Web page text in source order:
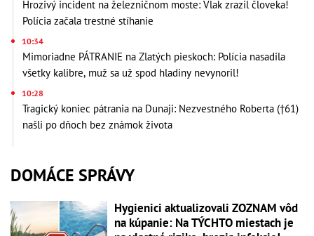
Hrozivý incident na železničnom moste: Vlak zrazil človeka!
Polícia začala trestné stíhanie
10:34
Mimoriadne PÁTRANIE na Zlatých pieskoch: Polícia nasadila
všetky kalibre, muž sa už spod hladiny nevynoril!
10:28
Tragický koniec pátrania na Dunaji: Nezvestného Roberta (†61)
našli po dňoch bez známok života
DOMÁCE SPRÁVY
Hygienici aktualizovali ZOZNAM vôd
na kúpanie: Na TÝCHTO miestach je